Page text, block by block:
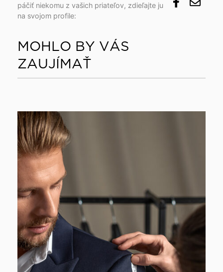
páčiť niekomu z vašich priateľov, zdieľajte ju
na svojom profile:
MOHLO BY VÁS
ZAUJÍMAŤ